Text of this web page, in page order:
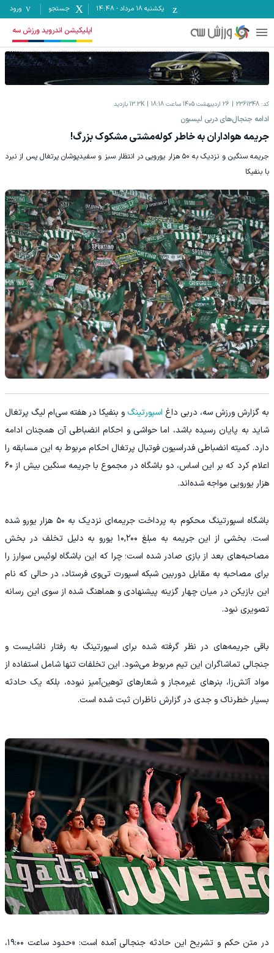
یکشنبه ۱۸ مرداد -
14:48 جستجو ورود
اپلیکیشن اندروید ورزش سه
کد: 2361348 26 اردیبهشت 1405 ساعت 18:18 13.3K بازدید
ادامه جنجال‌های دربی لیسبون
جریمه هواداران به خاطر کوله‌مشتی مشکوک بزرگ!
جریمه سنگین و نزدیک به ۵۰ هزار یورویی در انتظار سبز و سفیدپوشان پرتغال پس از نبرد
با بنفیکا
به گزارش ورزش سه، دربی داغ اسپورتینگ و بنفیکا در هفته سی‌ام لیگ پرتغال
شاید به پایان رسیده باشد، اما حواشی و احکام انضباطی آن همچنان ادامه
دارد. کمیته انضباطی فدراسیون فوتبال پرتغال احکام مربوط به این مسابقه را
اعلام کرد که بر این اساس، دو باشگاه در مجموع با جریمه سنگین بیش از ۶۰
هزار یورویی مواجه شده‌اند.
باشگاه اسپورتینگ محکوم به پرداخت جریمه‌ای نزدیک به ۵۰ هزار یورو شده
است. بخشی از این جریمه به مبلغ ۱۰,۲۰۰ یورو به دلیل تخلف در بخش
مصاحبه‌های بعد از بازی صادر شده است؛ چرا که این باشگاه لوئیس سوارز را
برای مصاحبه به مقابل دوربین شبکه اسپورت تی‌وی فرستاد، در حالی که نام
این بازیکن در میان چهار گزینه پیشنهادی و هماهنگ شده از سوی این رسانه
تصویری نبود.
باقی جریمه‌های در نظر گرفته شده برای اسپورتینگ به رفتار ناشایست و
جنجالی تماشاگران این تیم مربوط می‌شود. این تخلفات تنها شامل استفاده از
مواد آتش‌زا، بنرهای غیرمجاز و شعارهای توهین‌آمیز نبوده، بلکه یک حادثه
بسیار خطرناک و جدی در گزارش ناظران ثبت شده است.
در متن حکم و تشریح این حادثه جنجالی آمده است: «حدود ساعت ۱۹:۰۰،